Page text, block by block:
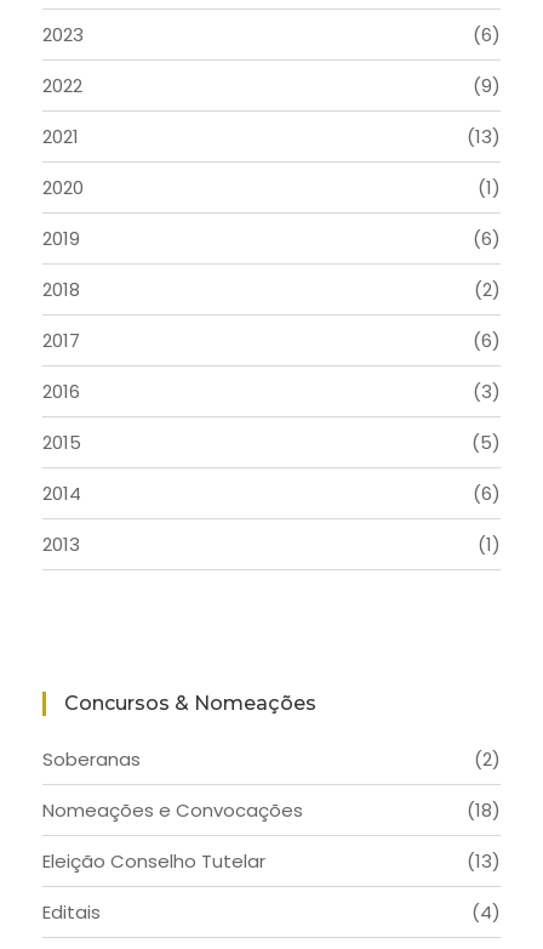
2023
(6)
2022
(9)
2021
(13)
2020
(1)
2019
(6)
2018
(2)
2017
(6)
2016
(3)
2015
(5)
2014
(6)
2013
(1)
Concursos & Nomeações
Soberanas
(2)
Nomeações e Convocações
(18)
Eleição Conselho Tutelar
(13)
Editais
(4)